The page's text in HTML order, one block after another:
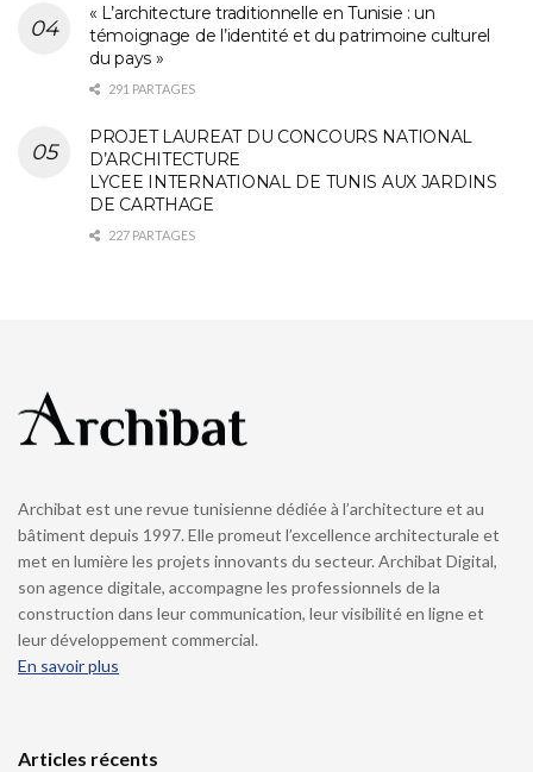
« L’architecture traditionnelle en Tunisie : un
témoignage de l’identité et du patrimoine culturel
du pays »
291 PARTAGES
PROJET LAUREAT DU CONCOURS NATIONAL
D’ARCHITECTURE
LYCEE INTERNATIONAL DE TUNIS AUX JARDINS
DE CARTHAGE
227 PARTAGES
Archibat est une revue tunisienne dédiée à l’architecture et au
bâtiment depuis 1997. Elle promeut l’excellence architecturale et
met en lumière les projets innovants du secteur. Archibat Digital,
son agence digitale, accompagne les professionnels de la
construction dans leur communication, leur visibilité en ligne et
leur développement commercial.
En savoir plus
Articles récents